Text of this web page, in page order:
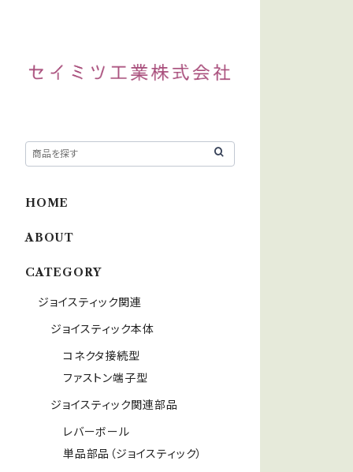
HOME
ABOUT
CATEGORY
ジョイスティック関連
ジョイスティック本体
コネクタ接続型
ファストン端子型
ジョイスティック関連部品
レバーボール
単品部品（ジョイスティック）